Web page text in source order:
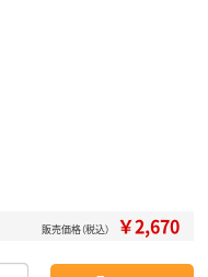
販売価格（税込） ￥2,670